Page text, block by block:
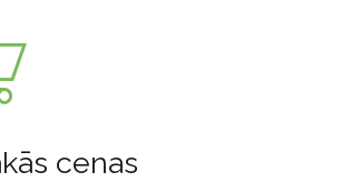
cenas